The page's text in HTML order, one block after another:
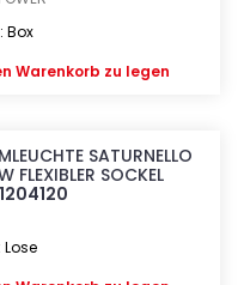
Box
Warenkorb zu legen
SATURNELLO
FLEXIBLER SOCKEL